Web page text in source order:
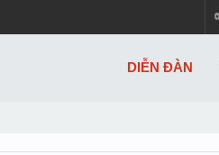
DIỄN ĐÀN